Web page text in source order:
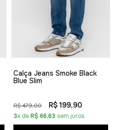
Calça Jeans Smoke Black
Blue Slim
R$ 479,00 R$ 199,90
3x de R$ 66,63 sem juros